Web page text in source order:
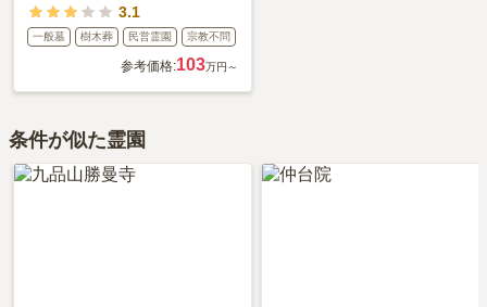
3.1
一般墓 樹木葬 民営霊園 宗教不問
参考価格:103万円～
条件が似た霊園